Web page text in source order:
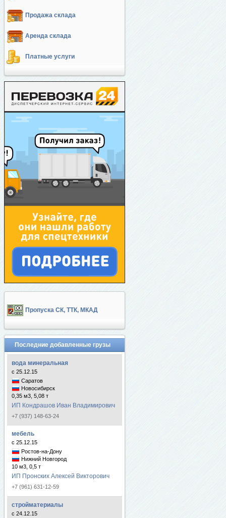
Продажа склада
Аренда склада
Платные услуги
Пропуска СК, ТТК, МКАД
Последние добавленные грузы
вода минеральная
с 25.12.15
Саратов
Новосибирск
0,35 м3, 5,08 т
ИП Кондрашов Иван Владимирович
+7 (937) 148-63-24
мебель
с 25.12.15
Ростов-на-Дону
Нижний Новгород
10 м3, 0,5 т
ИП Пронских Алексей Викторович
+7 (961) 631-12-59
стройматериалы
с 24.12.15